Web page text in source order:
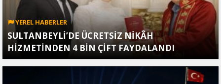
YEREL HABERLER
SULTANBEYLİ’DE ÜCRETSİZ NİKÂH
HİZMETİNDEN 4 BİN ÇİFT FAYDALANDI